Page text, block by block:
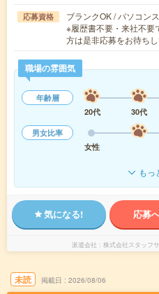
応募資格
ブランクOK / パソコン
※履歴書不要・来社不要
方は是非応募をお待ち
職場の雰囲気
年齢層
20代
30代
男女比率
女性
もっ
気になる! 応募
派遣会社 株式会社スタッフ
未読 掲載日 2026/08/06